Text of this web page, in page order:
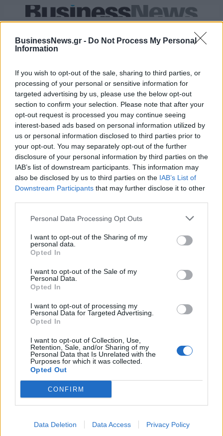
BusinessNews.gr - Do Not Process My Personal
Information
If you wish to opt-out of the sale, sharing to third parties, or
processing of your personal or sensitive information for
targeted advertising by us, please use the below opt-out
section to confirm your selection. Please note that after your
opt-out request is processed you may continue seeing
interest-based ads based on personal information utilized by
us or personal information disclosed to third parties prior to
your opt-out. You may separately opt-out of the further
disclosure of your personal information by third parties on the
IAB’s list of downstream participants. This information may
also be disclosed by us to third parties on the IAB’s List of
Downstream Participants that may further disclose it to other
Personal Data Processing Opt Outs
I want to opt-out of the Sharing of my
personal data.
Opted In
I want to opt-out of the Sale of my
Personal Data.
Opted In
I want to opt-out of processing my
Personal Data for Targeted Advertising.
Opted In
I want to opt-out of Collection, Use,
Retention, Sale, and/or Sharing of my
Personal Data that Is Unrelated with the
Purposes for which it was collected.
Opted Out
CONFIRM
Data Deletion Data Access Privacy Policy
Η Chery επενδύει 75 εκατ. δολάρια στην KG Mobility
18.990 ευρώ
συνεχίζουν μαζί: Ανανέωση της
συνεργασίας τους μέχρι το
18η συνεχόμενη χρονιά για τον ΟΤΕ στη διεθνή σειρά δεικτών
FTSE4Good
Alpha Bank: Για πρώτη φορά το Αρχαίο Θέατρο Επιδαύρου άνοιξε τις
πύλες του σε όλους
ΠΕΡΙΣΣΌΤΕΡΑ ΣΕ ΑΥΤΉ ΤΗΝ ΚΑΤΗΓΟΡΊΑ
αεροπορικές επιδρομές
της Ρωσίας σε μεγάλο
μέρος της χώρας
27/08/2024 - 07:33
Μπάιντεν αναμένεται στην
Κίνα